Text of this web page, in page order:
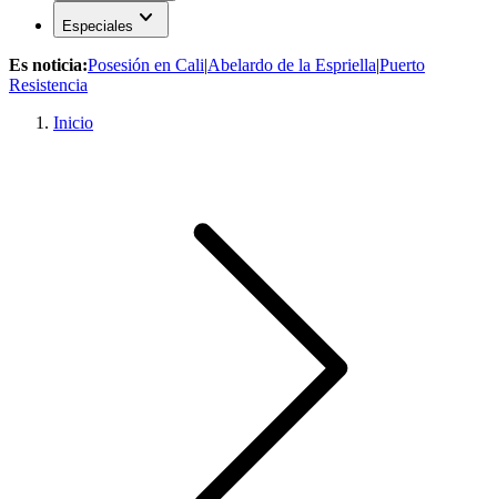
Especiales expand_more
Es noticia:Posesión en Cali|Abelardo de la Espriella|Puerto
Resistencia
Inicio